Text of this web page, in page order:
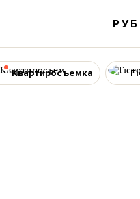
Квартиросъемка